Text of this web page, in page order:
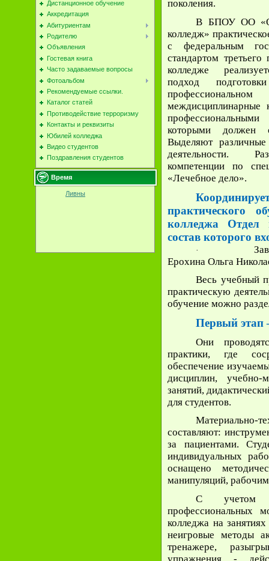
Дистанционное обучение
Аккредитация
Абитуриентам
Родителю
Объявления
Гостевая книга
Часто задаваемые вопросы
Фотоальбом
Рекомендуемые ссылки.
Каталог статей
Противодействие терроризму
Контакты и реквизиты
Юбилей колледжа
Видео студентов
Поздравления студентов
Время
Ливны
поколения.
В БПОУ ОО
колледж»
с федеральным
стандартом
колледже
подход
междисциплинарные
которыми должен
Выделяют
деятельности.
компетенции по
«Лечебное дело».
практического
колледжа Отдел
состав которого
·
Ерохина Ольга
Весь учебный
практическую
обучение можно
Первый этап
Они
практики, где
обеспечение
дисциплин,
занятий,
для студентов.
Материально-
составляют:
за пациентами.
индивидуальных
оснащено
манипуляций,
С учетом
профессиональных
колледжа на
неигровые методы
тренажере,